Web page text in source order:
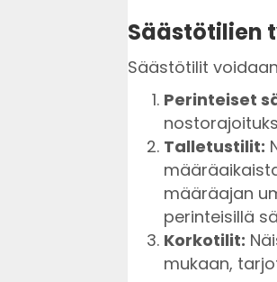
Säästötilien
Säästötilit
Perinteiset
Talletustilit:
määräajan
perinteisillä
Korkotilit:
mukaan,